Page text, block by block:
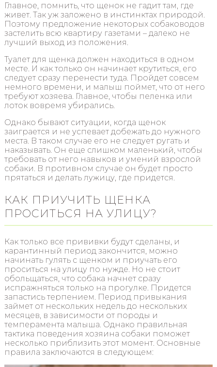
Главное, помнить, что щенок не гадит там, где
живет. Так уж заложено в инстинктах природой.
Поэтому предложение некоторых собаководов
застелить всю квартиру газетами – далеко не
лучший выход из положения.
Туалет для щенка должен находиться в одном
месте. И как только он начинает крутиться, его
следует сразу перенести туда. Пройдет совсем
немного времени, и малыш поймет, что от него
требуют хозяева. Главное, чтобы пеленка или
лоток вовремя убирались.
Однако бывают ситуации, когда щенок
заиграется и не успевает добежать до нужного
места. В таком случае его не следует ругать и
наказывать. Он еще слишком маленький, чтобы
требовать от него навыков и умений взрослой
собаки. В противном случае он будет просто
прятаться и делать лужицу, где придется.
КАК ПРИУЧИТЬ ЩЕНКА
ПРОСИТЬСЯ НА УЛИЦУ?
Как только все прививки будут сделаны, и
карантинный период закончится, можно
начинать гулять с щенком и приучать его
проситься на улицу по нужде. Но не стоит
обольщаться, что собака начнет сразу
испражняться только на прогулке. Придется
запастись терпением. Период привыкания
займет от нескольких недель до нескольких
месяцев, в зависимости от породы и
темперамента малыша. Однако правильная
тактика поведения хозяина собаки поможет
несколько приблизить этот момент. Основные
правила заключаются в следующем: